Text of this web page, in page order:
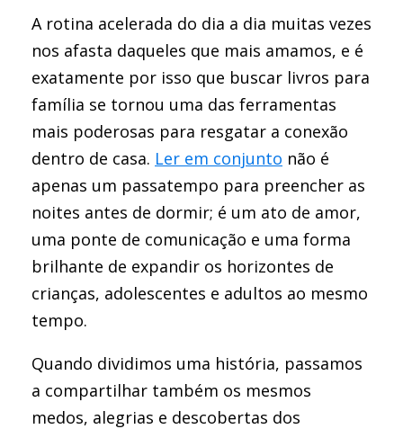
A rotina acelerada do dia a dia muitas vezes
nos afasta daqueles que mais amamos, e é
exatamente por isso que buscar livros para
família se tornou uma das ferramentas
mais poderosas para resgatar a conexão
dentro de casa. Ler em conjunto não é
apenas um passatempo para preencher as
noites antes de dormir; é um ato de amor,
uma ponte de comunicação e uma forma
brilhante de expandir os horizontes de
crianças, adolescentes e adultos ao mesmo
tempo.
Quando dividimos uma história, passamos
a compartilhar também os mesmos
medos, alegrias e descobertas dos